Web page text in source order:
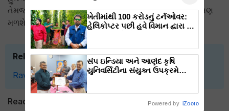
તેમજ 3 થી 4 ફેરોમેન ટ્રેપ ગોઠવવી જોઈએ આથી પાકને સરંક્ષણ
મળશે અને તે ખરાબ થવાતી બચી જશે.
Related Topics
Ravi Crops Agriculture Diseases Farming
Read next
ખેતીમાંથી 100 કરોડનું ટર્નઓવર:
હેલિકોપ્ટર પછી હવે વિમાન દ્વારા કૃષિ
સંપ ઇન્ડિયા અને આણંદ કૃષિ
યુનિવર્સિટીના સંયુક્ત ઉપક્રમે
Powered by iZooto